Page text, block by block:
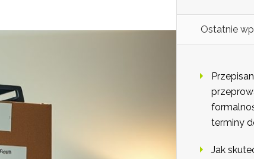
Ostatnie
terminy
Jak